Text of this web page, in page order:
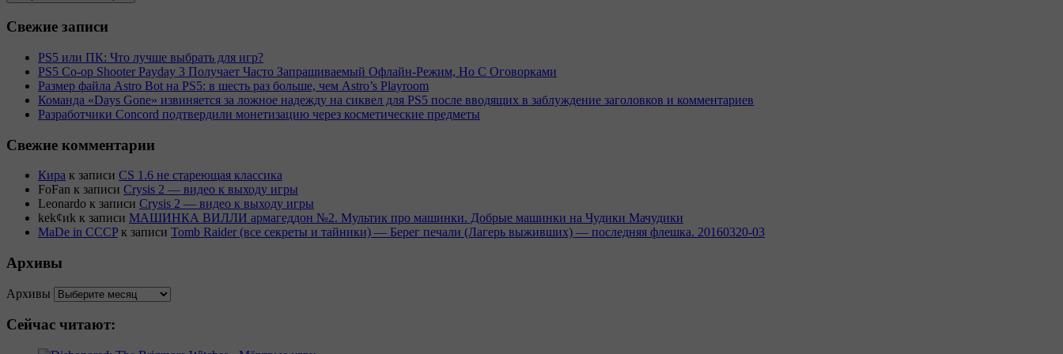
Свежие записи
PS5 или ПК: Что лучше выбрать для игр?
PS5 Co-op Shooter Payday 3 Получает Часто Запрашиваемый Офлайн-Режим, Но С Оговорками
Размер файла Astro Bot на PS5: в шесть раз больше, чем Astro’s Playroom
Команда «Days Gone» извиняется за ложное надежду на сиквел для PS5 после вводящих в заблуждение заголовков и комментариев
Разработчики Concord подтвердили монетизацию через косметические предметы
Свежие комментарии
Кира к записи CS 1.6 не стареющая классика
FoFan к записи Crysis 2 — видео к выходу игры
Leonardo к записи Crysis 2 — видео к выходу игры
kek¢иk к записи МАШИНКА ВИЛЛИ армагеддон №2. Мультик про машинки. Добрые машинки на Чудики Мачудики
MaDe in CCCP к записи Tomb Raider (все секреты и тайники) — Берег печали (Лагерь выживших) — последняя флешка. 20160320-03
Архивы
Архивы
Сейчас читают: